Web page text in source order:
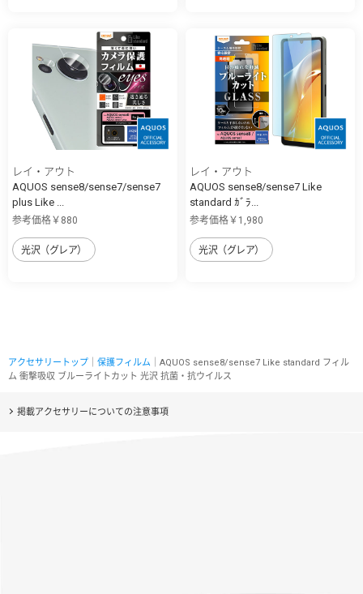
レイ・アウト
AQUOS sense8/sense7/sense7
plus Like ...
参考価格￥880
光沢（グレア）
レイ・アウト
AQUOS sense8/sense7 Like
standard ｶﾞﾗ...
参考価格￥1,980
光沢（グレア）
アクセサリートップ 保護フィルム ｜AQUOS sense8/sense7 Like standard フィル
ム 衝撃吸収 ブルーライトカット 光沢 抗菌・抗ウイルス
掲載アクセサリーについての注意事項